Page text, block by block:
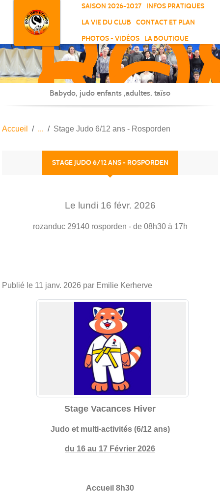
SAISON 2026-2027
INFOS PRATIQUES
LA VIE DU CLUB
CONTACT ET PLAN
PHOTOS - VIDÉOS
LA BOUTIQUE
-
-
Babydo, judo enfants ,adultes, taïso
Accueil Stage Judo 6/12 ans - Rosporden
STAGE JUDO 6/12 ANS - ROSPORDEN
Le lundi 16 févr. 2026
rozanduc 29140 rosporden - de 08h30 à 17h
Publié le 11 janv. 2026 par Emilie Kerherve
Stage Vacances Hiver
Judo et multi-activités (6/12 ans)
du 16 au 17 Février 2026
Accueil 8h30
Panneau de gestion des cookies